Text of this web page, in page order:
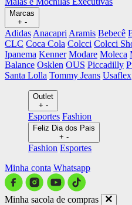
Marcas
+ -
Adidas Anacapri Aramis Bebecê
CLC Coca Cola Colcci Colcci
Ipanema Kenner Modare Moleca
Balance Osklen OUS Piccadilly
Santa Lolla Tommy Jeans Usaflex
Outlet
+ -
Esportes Fashion
Feliz Dia dos Pais
+ -
Fashion Esportes
Minha conta Whatsapp
Minha sacola de compras